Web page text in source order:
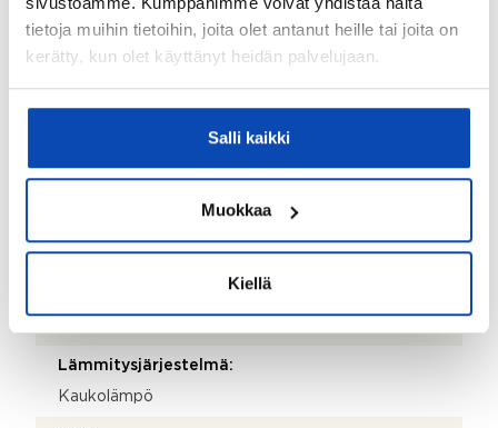
tietoja muihin tietoihin, joita olet antanut heille tai joita on
kerätty, kun olet käyttänyt heidän palvelujaan.
Salli kaikki
Muokkaa
Kiellä
Valmistumisvuosi:
2018
2018
Betoni ja teräs
Harjakatto
Lämmitysjärjestelmä:
Kaukolämpö